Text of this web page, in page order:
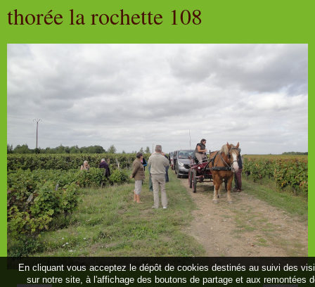
thorée la rochette 108
En cliquant vous acceptez le dépôt de cookies destinés au suivi des
sur notre site, à l'affichage des boutons de partage et aux remontées